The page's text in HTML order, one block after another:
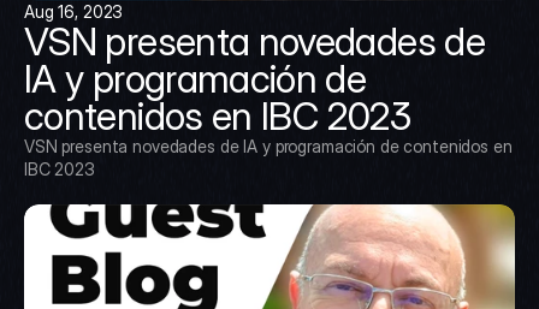
Aug 16, 2023
VSN presenta novedades de
IA y programación de
contenidos en IBC 2023
VSN presenta novedades de IA y programación de contenidos en
IBC 2023